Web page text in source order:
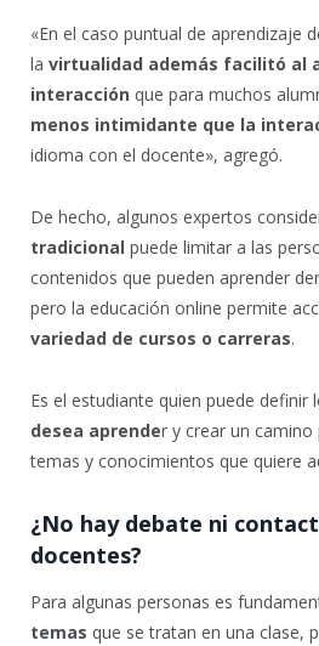
«En el caso puntual de aprendizaje
la virtualidad además facilitó al
interacción que para muchos
menos intimidante que la
idioma con el docente», agregó.
De hecho, algunos expertos
tradicional puede limitar a las
contenidos que pueden aprender
pero la educación online permite
variedad de cursos o carreras.
Es el estudiante quien puede definir
desea aprender y crear un
temas y conocimientos que quiere
¿No hay debate ni
docentes?
Para algunas personas es
temas que se tratan en una clase,